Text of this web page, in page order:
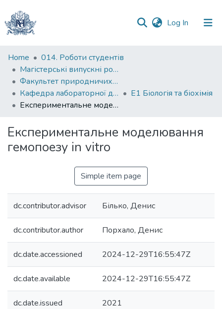
Log In (current)
Communities
&
Collections
All of DSpace
Statistics
Home
014. Роботи студентів
Магістерські випускні роботи
Факультет природничих наук
Кафедра лабораторної діагностики біологічних систем
Е1 Біологія та біохімія
Експериментальне моделювання гемопоезу in vitro
Експериментальне моделювання
гемопоезу in vitro
Simple item page
dc.contributor.advisor Білько, Денис
dc.contributor.author Порхало, Денис
dc.date.accessioned 2024-12-29T16:55:47Z
dc.date.available 2024-12-29T16:55:47Z
dc.date.issued 2021